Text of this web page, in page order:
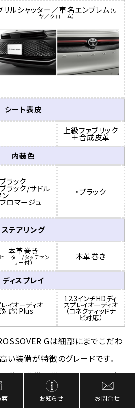
索 お知らせ お問合せ
リルシャッター／車名エンブレム （リ
ヤ／クローム）
シート表皮
上級ファブリック
＋合成皮革
内装色
ブラック
ブラック/サドル
ン
フロマージュ
・ブラック
ステアリング
本革巻き
ヒーター/タッチセン
サー付）
本革巻き
ディスプレイ
イオーディオ
対応）Plus
12.3インチHDディ
スプレイオーディオ
（コネクティッドナ
ビ対応）
Gは細部にまでこだわ
い装備が特徴のグレードです。
的な装備を備えたバランスの良